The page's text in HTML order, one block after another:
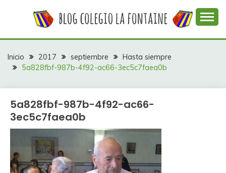
COLEGIO LA
FONTAINE
colegio La Fontaine
Inicio 2017 septiembre
Hasta siempre
5a828fbf-987b-4f92-ac66-3ec5c7faea0b
5a828fbf-987b-4f92-ac66-
3ec5c7faea0b